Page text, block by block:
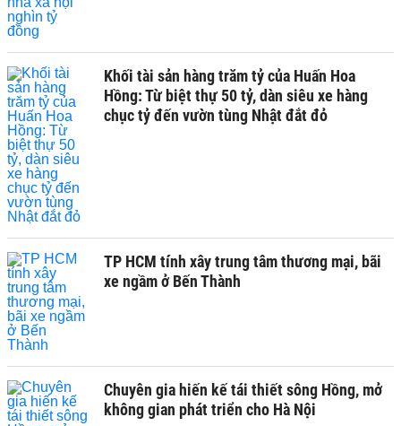
Khối tài sản hàng trăm tỷ của Huấn Hoa
Hồng: Từ biệt thự 50 tỷ, dàn siêu xe hàng
chục tỷ đến vườn tùng Nhật đắt đỏ
TP HCM tính xây trung tâm thương mại, bãi
xe ngầm ở Bến Thành
Chuyên gia hiến kế tái thiết sông Hồng, mở
không gian phát triển cho Hà Nội